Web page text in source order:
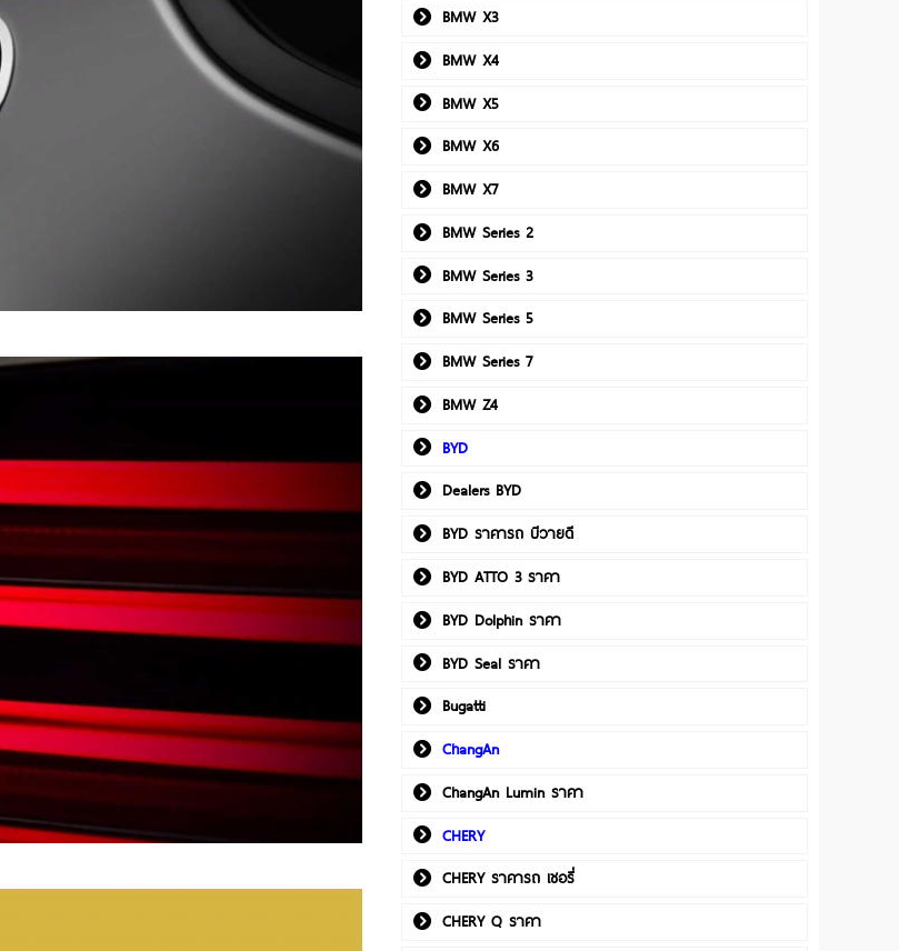
BMW X3
BMW X4
BMW X5
BMW X6
BMW X7
BMW Series 2
BMW Series 3
BMW Series 5
BMW Series 7
BMW Z4
BYD
Dealers BYD
BYD ราคารถ บีวายดี
BYD ATTO 3 ราคา
BYD Dolphin ราคา
BYD Seal ราคา
Bugatti
ChangAn
ChangAn Lumin ราคา
CHERY
CHERY ราคารถ เชอรี่
CHERY Q ราคา